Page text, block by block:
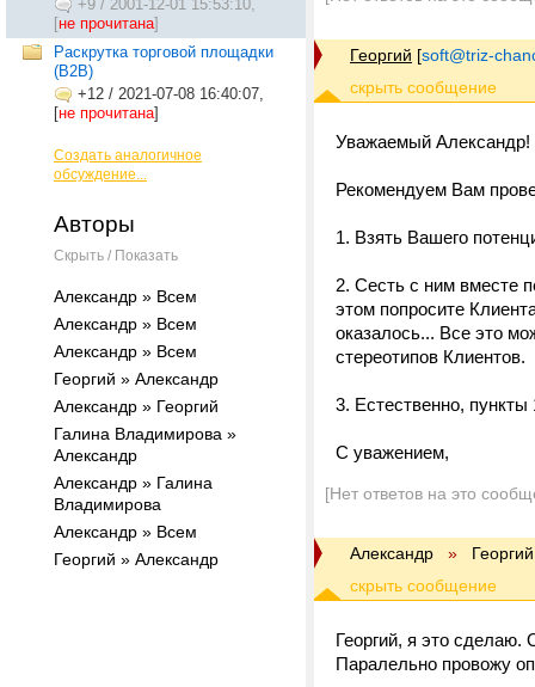
+9 / 2001-12-01 15:53:10,
[не прочитана]
Раскрутка торговой площадки
(В2В)
+12 / 2021-07-08 16:40:07,
[не прочитана]
Создать аналогичное
обсуждение...
Авторы
Скрыть / Показать
Александр » Всем
Александр » Всем
Александр » Всем
Георгий » Александр
Александр » Георгий
Галина Владимирова »
Александр
Александр » Галина
Владимирова
Александр » Всем
Георгий » Александр
Георгий [soft@triz-
Уважаемый Александр!
Рекомендуем Вам
1. Взять Вашего
2. Сесть с ним вместе
этом попросите
оказалось... Все это
стереотипов Клиентов.
3. Естественно,
С уважением,
[Нет ответов на это
Александр » Георгий
Георгий, я это сделаю.
Паралельно провожу